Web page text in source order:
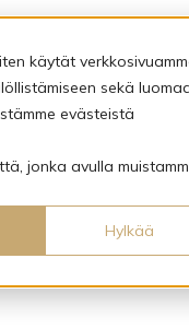
käytät
sekä
evästeistä
jonka avulla
Hylkää